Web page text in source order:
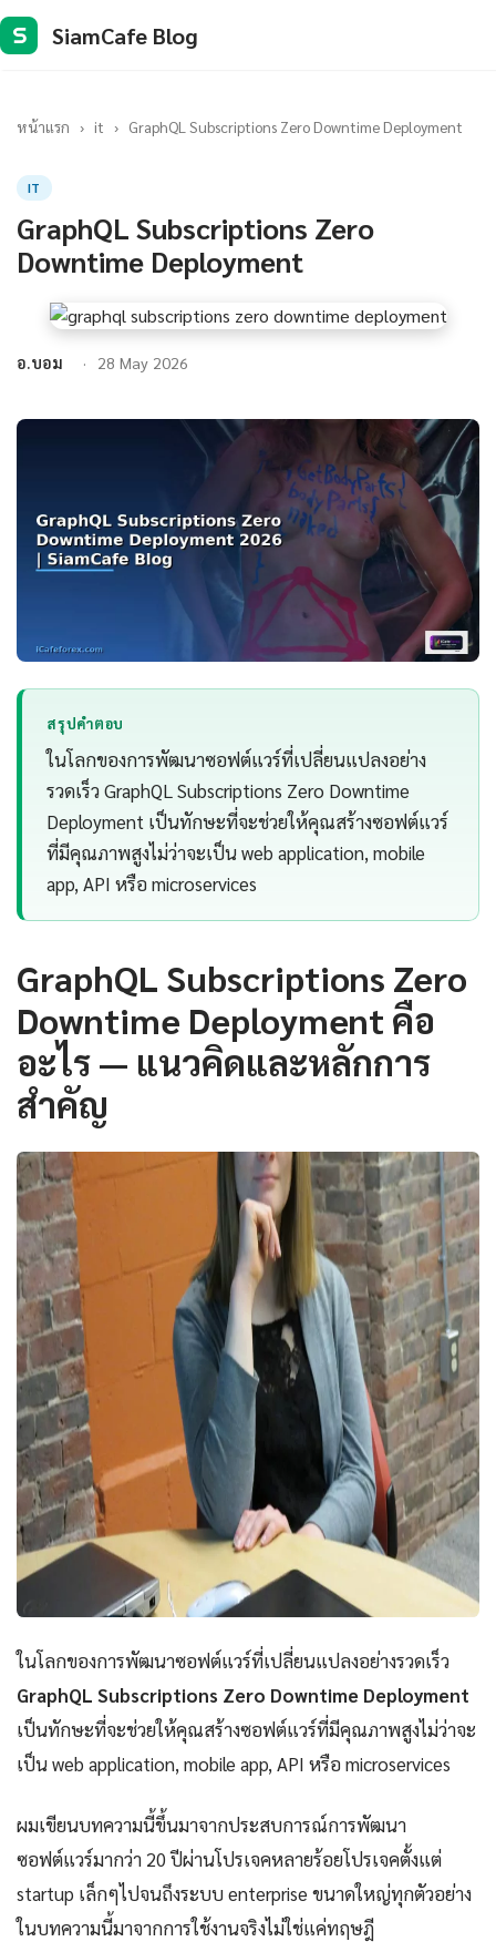
S SiamCafe Blog
หน้าแรก › it › GraphQL Subscriptions Zero Downtime Deployment
IT
GraphQL Subscriptions Zero
Downtime Deployment
อ.บอม 28 May 2026
สรุปคำตอบ
ในโลกของการพัฒนาซอฟต์แวร์ที่เปลี่ยนแปลงอย่าง
รวดเร็ว GraphQL Subscriptions Zero Downtime
Deployment เป็นทักษะที่จะช่วยให้คุณสร้างซอฟต์แวร์
ที่มีคุณภาพสูงไม่ว่าจะเป็น web application, mobile
app, API หรือ microservices
GraphQL Subscriptions Zero
Downtime Deployment คือ
อะไร — แนวคิดและหลักการ
สำคัญ
ในโลกของการพัฒนาซอฟต์แวร์ที่เปลี่ยนแปลงอย่างรวดเร็ว
GraphQL Subscriptions Zero Downtime Deployment
เป็นทักษะที่จะช่วยให้คุณสร้างซอฟต์แวร์ที่มีคุณภาพสูงไม่ว่าจะ
เป็น web application, mobile app, API หรือ microservices
ผมเขียนบทความนี้ขึ้นมาจากประสบการณ์การพัฒนา
ซอฟต์แวร์มากว่า 20 ปีผ่านโปรเจคหลายร้อยโปรเจคตั้งแต่
startup เล็กๆไปจนถึงระบบ enterprise ขนาดใหญ่ทุกตัวอย่าง
ในบทความนี้มาจากการใช้งานจริงไม่ใช่แค่ทฤษฎี